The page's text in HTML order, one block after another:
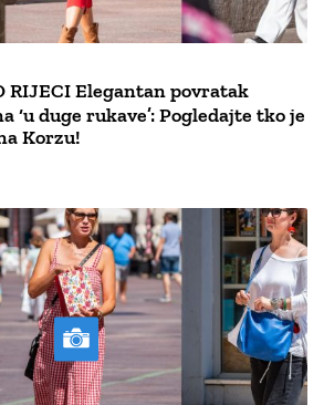
RIJECI Elegantan povratak
‘u duge rukave’: Pogledajte tko je
Korzu!